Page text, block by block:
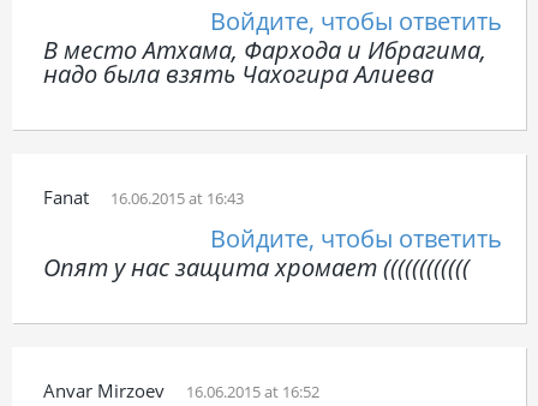
Войдите, чтобы ответить
В место Атхама, Фархода и Ибрагима,
надо была взять Чахогира Алиева
Fanat 16.06.2015 at 16:43
Войдите, чтобы ответить
Опят у нас защита хромает ((((((((((((
Anvar Mirzoev 16.06.2015 at 16:52